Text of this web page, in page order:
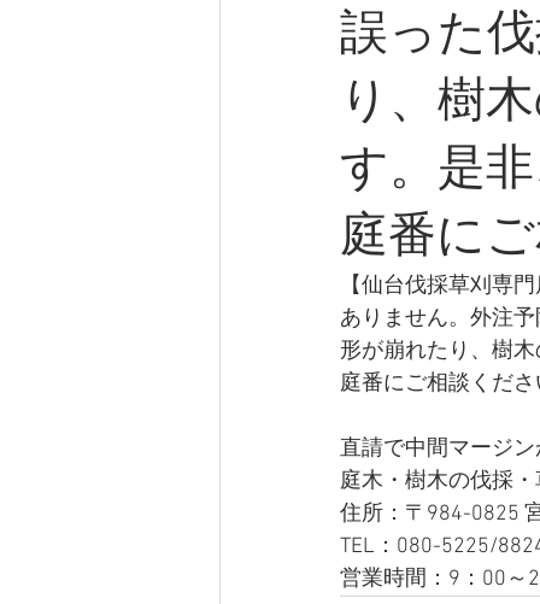
誤った
り、樹
す。是
庭番に
【仙台伐採草刈専
ありません。外注
形が崩れたり、樹
庭番にご相談くだ
直請で中間マージ
庭木・樹木の伐採
住所：〒984-0825
TEL：080-5225/
営業時間：9：00～